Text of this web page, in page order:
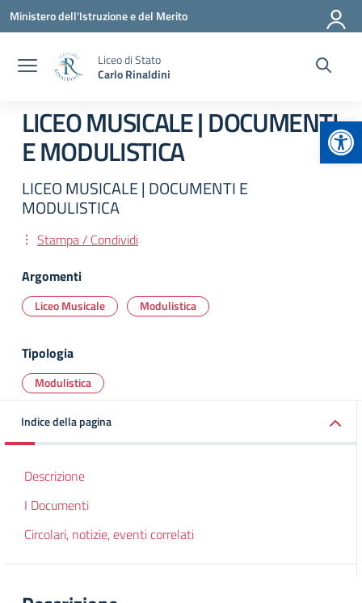
Vai ai contenuti
Vai al menu di navigazione
Vai al footer
Ministero dell'Istruzione e del Merito
Liceo di Stato
Carlo Rinaldini
LICEO MUSICALE | DOCUMENTI
E MODULISTICA
LICEO MUSICALE | DOCUMENTI E
MODULISTICA
Stampa / Condividi
Argomenti
Liceo Musicale Modulistica
Tipologia
Modulistica
Indice della pagina
Descrizione
I Documenti
Circolari, notizie, eventi correlati